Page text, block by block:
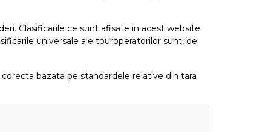
Clasificarile ce sunt afisate in acest website
universale ale touroperatorilor sunt, de
bazata pe standardele relative din tara